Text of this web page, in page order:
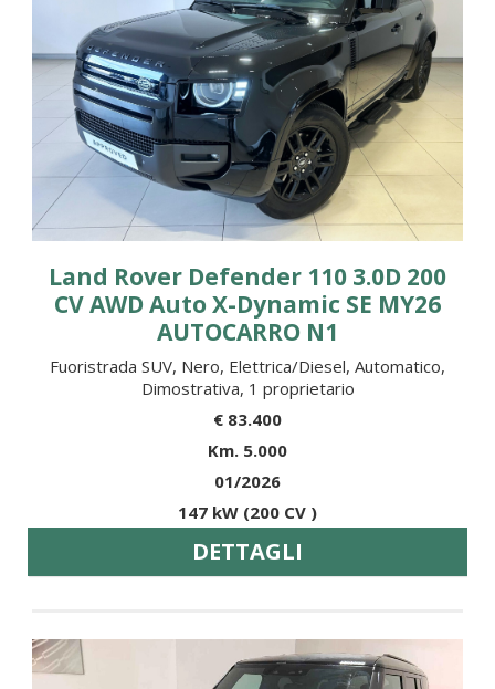
Land Rover Defender 110 3.0D 200
CV AWD Auto X-Dynamic SE MY26
AUTOCARRO N1
Fuoristrada SUV, Nero, Elettrica/Diesel, Automatico,
Dimostrativa, 1 proprietario
€ 83.400
Km. 5.000
01/2026
147 kW (200 CV )
DETTAGLI